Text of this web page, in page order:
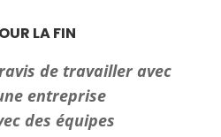
LA FIN
de travailler avec
entreprise
des équipes